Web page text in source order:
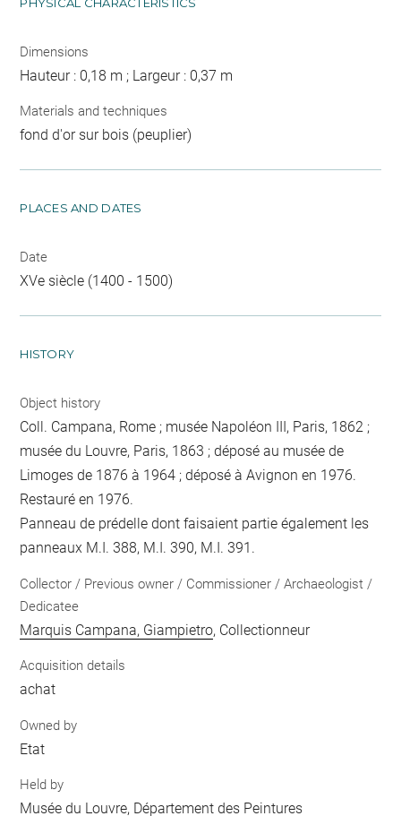
Dimensions
Hauteur : 0,18 m ; Largeur : 0,37 m
Materials and techniques
fond d'or sur bois (peuplier)
PLACES AND DATES
Date
XVe siècle (1400 - 1500)
HISTORY
Object history
Coll. Campana, Rome ; musée Napoléon III, Paris, 1862 ;
musée du Louvre, Paris, 1863 ; déposé au musée de
Limoges de 1876 à 1964 ; déposé à Avignon en 1976.
Restauré en 1976.
Panneau de prédelle dont faisaient partie également les
panneaux M.I. 388, M.I. 390, M.I. 391.
Collector / Previous owner / Commissioner / Archaeologist /
Dedicatee
Marquis Campana, Giampietro, Collectionneur
Acquisition details
achat
Owned by
Etat
Held by
Musée du Louvre, Département des Peintures